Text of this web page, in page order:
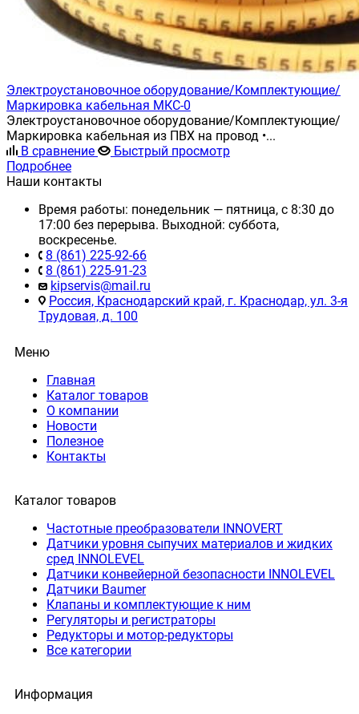
Электроустановочное оборудование/Комплектующие/
Маркировка кабельная МКС-0
Электроустановочное оборудование/Комплектующие/
Маркировка кабельная из ПВХ на провод •...
В сравнение
Быстрый просмотр
Подробнее
Наши контакты
Время работы: понедельник — пятница, с 8:30 до
17:00 без перерыва. Выходной: суббота,
воскресенье.
8 (861) 225-92-66
8 (861) 225-91-23
kipservis@mail.ru
Россия, Краснодарский край, г. Краснодар, ул. 3-я
Трудовая, д. 100
Меню
Главная
Каталог товаров
О компании
Новости
Полезное
Контакты
Каталог товаров
Частотные преобразователи INNOVERT
Датчики уровня сыпучих материалов и жидких
сред INNOLEVEL
Датчики конвейерной безопасности INNOLEVEL
Датчики Baumer
Клапаны и комплектующие к ним
Регуляторы и регистраторы
Редукторы и мотор-редукторы
Все категории
Информация